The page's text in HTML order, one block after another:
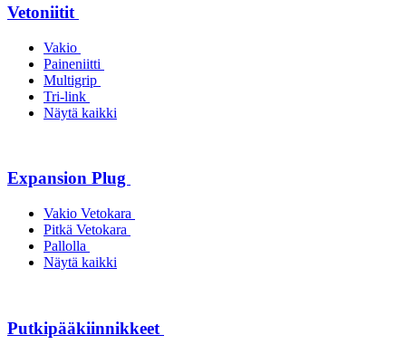
Vetoniitit
Vakio
Paineniitti
Multigrip
Tri-link
Näytä kaikki
Expansion Plug
Vakio Vetokara
Pitkä Vetokara
Pallolla
Näytä kaikki
Putkipääkiinnikkeet